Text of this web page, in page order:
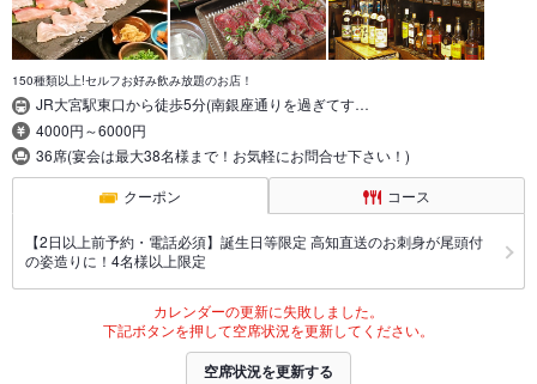
150種類以上!セルフお好み飲み放題のお店！
JR大宮駅東口から徒歩5分(南銀座通りを過ぎてす…
4000円～6000円
36席(宴会は最大38名様まで！お気軽にお問合せ下さい！)
クーポン コース
【2日以上前予約・電話必須】誕生日等限定 高知直送のお刺身が尾頭付
の姿造りに！4名様以上限定
カレンダーの更新に失敗しました。
下記ボタンを押して空席状況を更新してください。
空席状況を更新する